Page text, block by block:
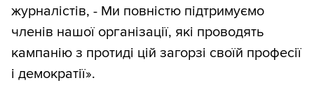
журналістів, - Ми повністю підтримуємо
членів нашої організації, які проводять
кампанію з протиді цій загорзі своїй професії
і демократії».